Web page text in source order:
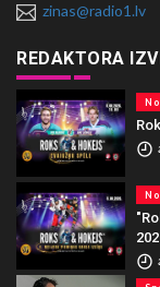
zinas@radio1.lv
REDAKTORA